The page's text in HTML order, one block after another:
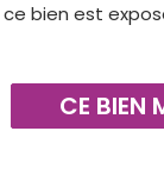
bien est
CE BIEN